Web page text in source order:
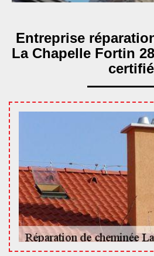
Entreprise
La Chapelle Fortin
certifié